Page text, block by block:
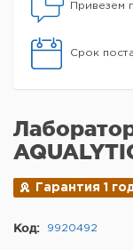
Привезем
Срок
Гарантия 1
Код: 9920492